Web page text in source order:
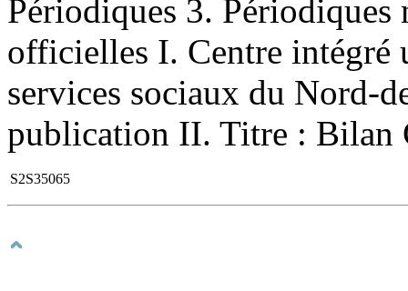
Périodiques 3.
officielles I. Centre intégré
services sociaux du Nord-
publication II. Titre : Bilan
S2S35065